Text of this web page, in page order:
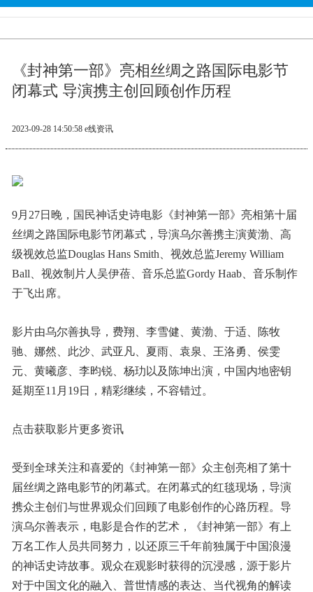
《封神第一部》亮相丝绸之路国际电影节
闭幕式 导演携主创回顾创作历程
2023-09-28 14:50:58 e线资讯
9月27日晚，国民神话史诗电影《封神第一部》亮相第十届
丝绸之路国际电影节闭幕式，导演乌尔善携主演黄渤、高
级视效总监Douglas Hans Smith、视效总监Jeremy William
Ball、视效制片人吴伊蓓、音乐总监Gordy Haab、音乐制作
于飞出席。
影片由乌尔善执导，费翔、李雪健、黄渤、于适、陈牧
驰、娜然、此沙、武亚凡、夏雨、袁泉、王洛勇、侯雯
元、黄曦彦、李昀锐、杨玏以及陈坤出演，中国内地密钥
延期至11月19日，精彩继续，不容错过。
点击获取影片更多资讯
受到全球关注和喜爱的《封神第一部》众主创亮相了第十
届丝绸之路电影节的闭幕式。在闭幕式的红毯现场，导演
携众主创们与世界观众们回顾了电影创作的心路历程。导
演乌尔善表示，电影是合作的艺术，《封神第一部》有上
万名工作人员共同努力，以还原三千年前独属于中国浪漫
的神话史诗故事。观众在观影时获得的沉浸感，源于影片
对于中国文化的融入、普世情感的表达、当代视角的解读